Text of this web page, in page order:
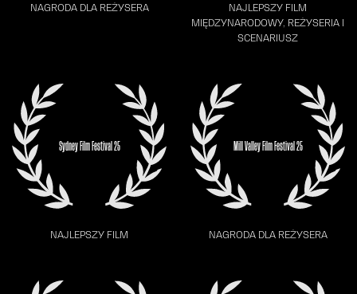
NAGRODA DLA REŻYSERA
NAJLEPSZY FILM
MIĘDZYNARODOWY, REŻYSERIA I
SCENARIUSZ
Sydney Film Festival 25
NAJLEPSZY FILM
Mill Valley Film Festival 25
NAGRODA DLA REŻYSERA